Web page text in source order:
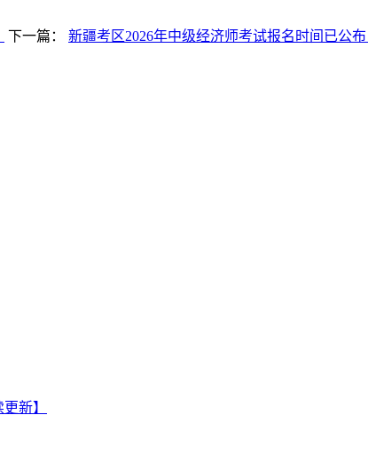
下一篇： 新疆考区2026年中级经济师考试报名时间已公布
新】